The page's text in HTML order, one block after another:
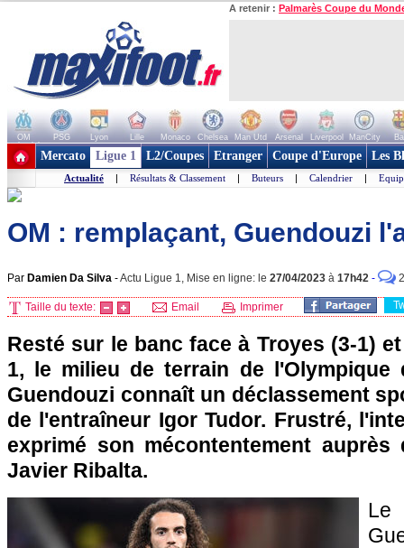
A retenir : Palmarès Coupe du
OM PSG Lyon Lille Monaco Chelsea Man Utd Arsenal Liverpool ManCity
+ de clubs
Mercato Ligue 1 L2/Coupes Etranger Coupe d'Europe Les
Actualité | Résultats & Classement | Buteurs | Calendrier |
OM : remplaçant, Guendouzi
Par Damien Da Silva -Actu Ligue 1, Mise en ligne: le 27/04/2023 à 17h42 -
Taille du texte: Email Imprimer
Resté sur le banc face à Troyes (3-1)
1, le milieu de terrain de l'Olympique
Guendouzi connaît un déclassement
de l'entraîneur Igor Tudor. Frustré,
exprimé son mécontentement
Javier Ribalta.